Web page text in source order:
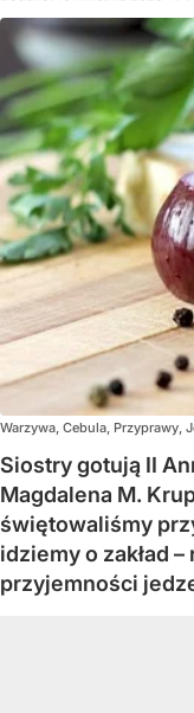
Warzywa, Cebula, Przyprawy,
Siostry gotują II
Magdalena M.
świętowaliśmy
idziemy o zakład
przyjemności